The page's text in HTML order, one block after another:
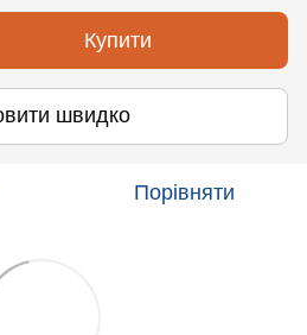
Купити
швидко
Порівняти